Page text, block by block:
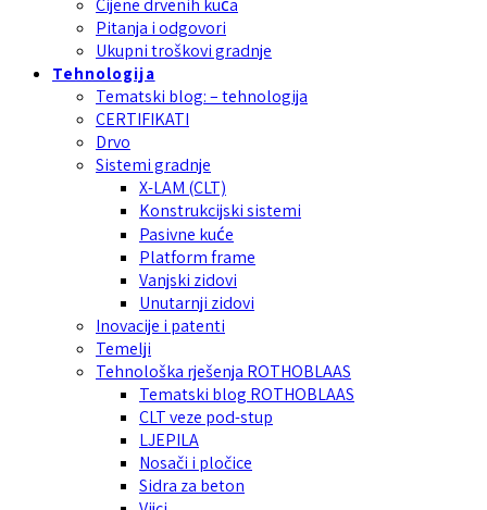
Cijene drvenih kuća
Pitanja i odgovori
Ukupni troškovi gradnje
Tehnologija
Tematski blog: – tehnologija
CERTIFIKATI
Drvo
Sistemi gradnje
X-LAM (CLT)
Konstrukcijski sistemi
Pasivne kuće
Platform frame
Vanjski zidovi
Unutarnji zidovi
Inovacije i patenti
Temelji
Tehnološka rješenja ROTHOBLAAS
Tematski blog ROTHOBLAAS
CLT veze pod-stup
LJEPILA
Nosači i pločice
Sidra za beton